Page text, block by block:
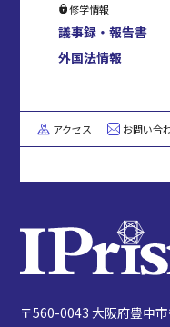
修学情報
議事録・報告書
外国法情報
アクセス お問い合
〒560-0043 大阪府豊中